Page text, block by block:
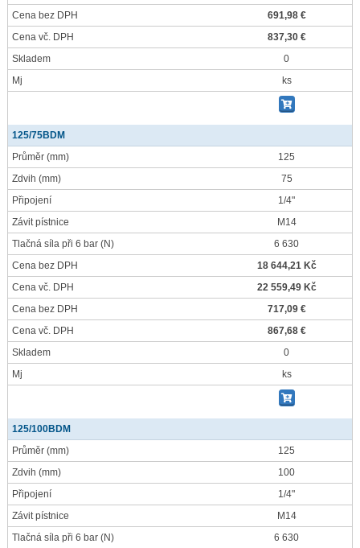
Cena bez DPH
691,98 €
Cena vč. DPH
837,30 €
Skladem
0
Mj
ks
125/75BDM
Průměr (mm)
125
Zdvih (mm)
75
Připojení
1/4"
Závit pístnice
M14
Tlačná síla při 6 bar (N)
6 630
Cena bez DPH
18 644,21 Kč
Cena vč. DPH
22 559,49 Kč
Cena bez DPH
717,09 €
Cena vč. DPH
867,68 €
Skladem
0
Mj
ks
125/100BDM
Průměr (mm)
125
Zdvih (mm)
100
Připojení
1/4"
Závit pístnice
M14
Tlačná síla při 6 bar (N)
6 630